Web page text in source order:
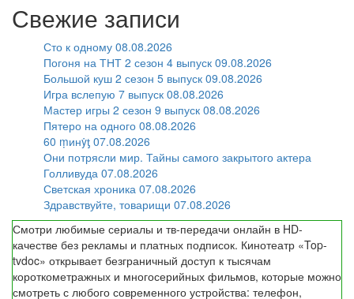
Свежие записи
Сто к одному 08.08.2026
Погоня на ТНТ 2 сезон 4 выпуск 09.08.2026
Большой куш 2 сезон 5 выпуск 09.08.2026
Игра вслепую 7 выпуск 08.08.2026
Мастер игры 2 сезон 9 выпуск 08.08.2026
Пятеро на одного 08.08.2026
60 ṃинẏƫ 07.08.2026
Они потрясли мир. Тайны самого закрытого актера
Голливуда 07.08.2026
Светская хроника 07.08.2026
Здравствуйте, товарищи 07.08.2026
Смотри любимые сериалы и тв-передачи онлайн в HD-
качестве без рекламы и платных подписок. Кинотеатр «Top-
tvdoc» открывает безграничный доступ к тысячам
короткометражных и многосерийных фильмов, которые можно
смотреть с любого современного устройства: телефон,